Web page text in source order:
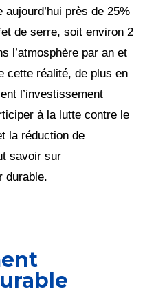
près de 25%
de serre, soit environ 2
l’atmosphère par an et
cette réalité, de plus en
l’investissement
à la lutte contre le
la réduction de
savoir sur
durable.